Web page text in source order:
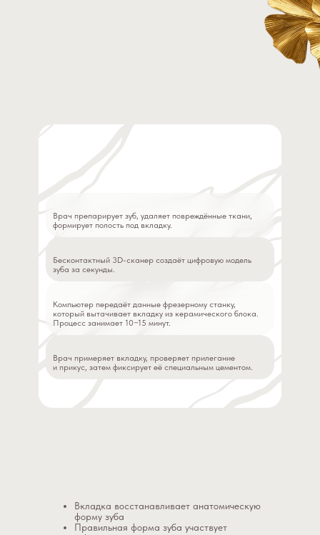
Врач препарирует зуб, удаляет повреждённые ткани,
формирует полость под вкладку.
Бесконтактный 3D-сканер создаёт цифровую модель
зуба за секунды.
Компьютер передаёт данные фрезерному станку,
который вытачивает вкладку из керамического блока.
Процесс занимает 10−15 минут.
Врач примеряет вкладку, проверяет прилегание
и прикус, затем фиксирует её специальным цементом.
Вкладка восстанавливает анатомическую
форму зуба
Правильная форма зуба участвует